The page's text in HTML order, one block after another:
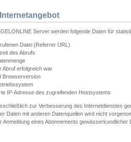
Server werden folgende Daten für
Datei (Referrer URL)
des Abrufs
Abruf erfolgreich war
Browserversion
IP-Adresse des zugreifenden Hostsystems
zur Verbesserung des Internetdienstes
Daten mit anderen Datenquellen wird nicht
Anmeldung eines Abonnements